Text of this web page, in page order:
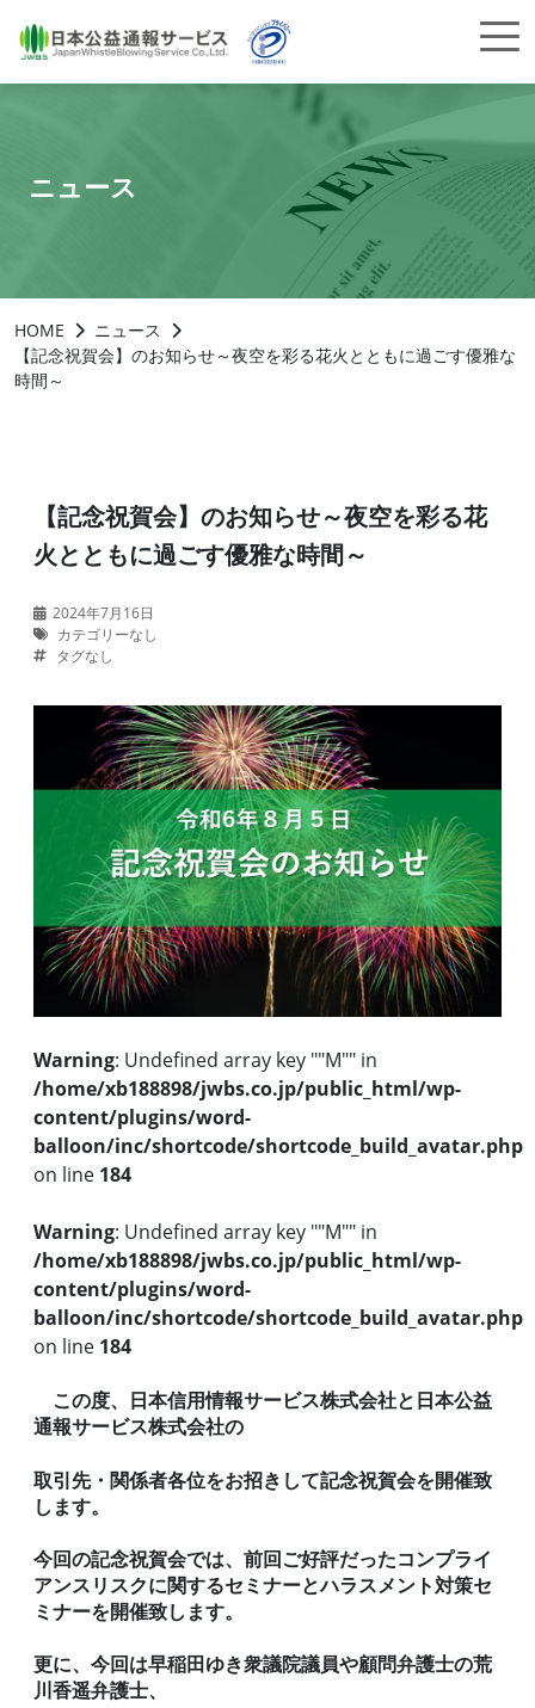
ニュース
HOME
ニュース
【記念祝賀会】のお知らせ～夜空を彩る花火とともに過ごす優雅な
時間～
【記念祝賀会】のお知らせ～夜空を彩る花
火とともに過ごす優雅な時間～
2024年7月16日
カテゴリーなし
タグなし
Warning: Undefined array key ""M"" in
/home/xb188898/jwbs.co.jp/public_html/wp-
content/plugins/word-
balloon/inc/shortcode/shortcode_build_avatar.php
on line 184
Warning: Undefined array key ""M"" in
/home/xb188898/jwbs.co.jp/public_html/wp-
content/plugins/word-
balloon/inc/shortcode/shortcode_build_avatar.php
on line 184
この度、日本信用情報サービス株式会社と日本公益
通報サービス株式会社の
取引先・関係者各位をお招きして記念祝賀会を開催致
します。
今回の記念祝賀会では、前回ご好評だったコンプライ
アンスリスクに関するセミナーとハラスメント対策セ
ミナーを開催致します。
更に、今回は早稲田ゆき衆議院議員や顧問弁護士の荒
川香遥弁護士、